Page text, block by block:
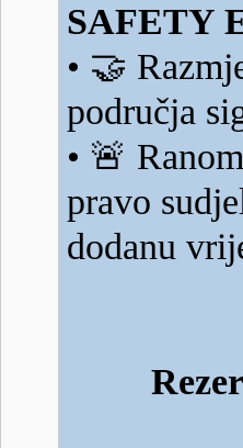
SAFETY
• 🤝
područja
• 🚨
pravo
dodanu